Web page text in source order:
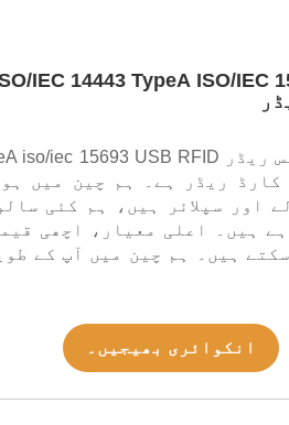
کارڈ ریڈر ہے۔ ہم چین میں
ہیں۔ اعلی معیار، اچھی
ہیں۔ ہم چین میں آپ کے
انکوائری بھیجیں۔